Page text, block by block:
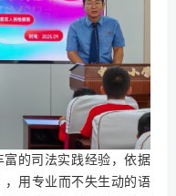
的司法实践经验，依据
，用专业而不失生动的语